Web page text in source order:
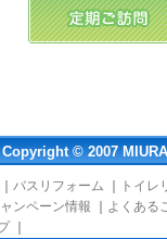
Copyright © 2007
バスリフォーム
トイレ
ンペーン情報
よくある
｜